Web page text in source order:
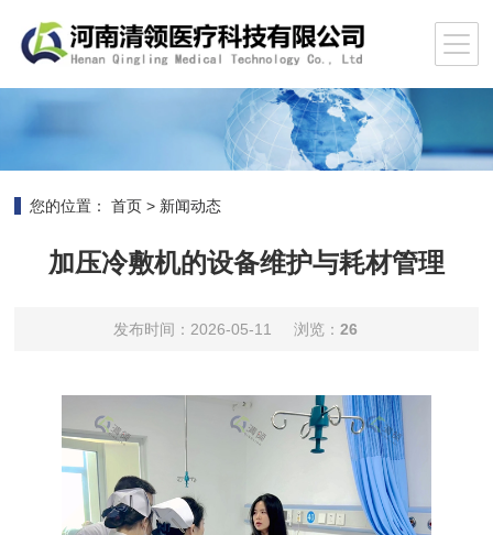
您的位置： 首页 > 新闻动态
加压冷敷机的设备维护与耗材管理
发布时间：2026-05-11 浏览： 26